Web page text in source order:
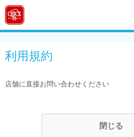
利用規約
店舗に直接お問い合わせください
閉じる